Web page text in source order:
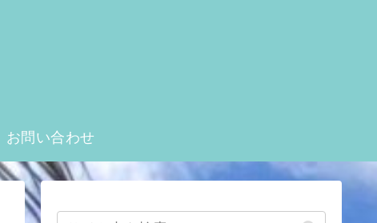
お問い合わせ